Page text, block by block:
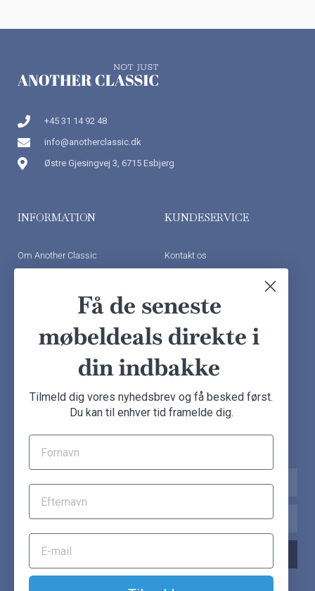
+45 31 14 92 48
info@anotherclassic.dk
Østre Gjesingvej 3, 6715 Esbjerg
INFORMATION
Om Another Classic
Handelsbetingelser
KUNDESERVICE
Kontakt os
Besøg showroom
NYHEDSBREV
Tilmeld dig nu og få de seneste møbeldeals direkte i din
Få de seneste
møbeldeals direkte i
din indbakke
Tilmeld dig vores nyhedsbrev og få besked først.
Du kan til enhver tid framelde dig.